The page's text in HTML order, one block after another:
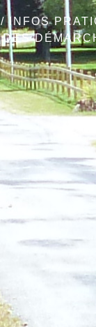
/INFOS
DES